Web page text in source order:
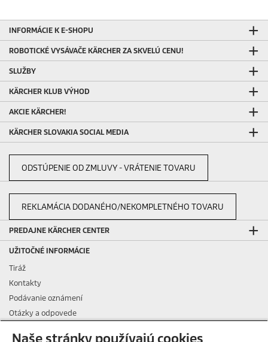
INFORMÁCIE K E-SHOPU
ROBOTICKÉ VYSÁVAČE KÄRCHER ZA SKVELÚ CENU!
SLUŽBY
KÄRCHER KLUB VÝHOD
AKCIE KÄRCHER!
KÄRCHER SLOVAKIA SOCIAL MEDIA
ODSTÚPENIE OD ZMLUVY - VRÁTENIE TOVARU
REKLAMÁCIA DODANÉHO/NEKOMPLETNÉHO TOVARU
PREDAJNE KÄRCHER CENTER
UŽITOČNÉ INFORMÁCIE
Tiráž
Kontakty
Podávanie oznámení
Otázky a odpovede